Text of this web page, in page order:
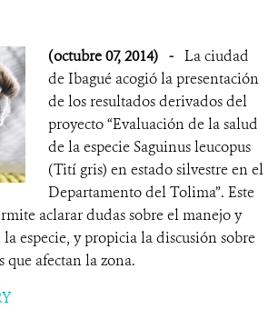
(octubre 07, 2014) - La ciudad
de Ibagué acogió la presentación
de los resultados derivados del
proyecto “Evaluación de la salud
de la especie Saguinus leucopus
(Tití gris) en estado silvestre en el
Departamento del Tolima”. Este
aclarar dudas sobre el manejo y
especie, y propicia la discusión sobre
que afectan la zona.